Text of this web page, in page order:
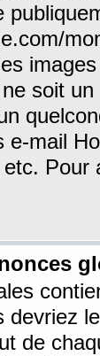
soit
e-mail
Pour
devriez
de